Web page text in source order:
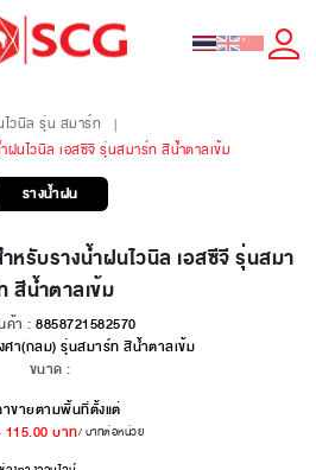
ไวนิล รุ่น สมาร์ท
|
ฝนไวนิล เอสซีจี รุ่นสมาร์ท สีน้ำตาลเข้ม
รางน้ำฝน
หรับรางน้ำฝนไวนิล เอสซีจี รุ่นสมา
สีน้ำตาลเข้ม
ค้า : 8858721582570
ศา(กลม) รุ่นสมาร์ท สีน้ำตาลเข้ม
ขนาด :
ขายตามพื้นที่ตั้งแต่
115.00 บาท/ บาทต่อหน่วย